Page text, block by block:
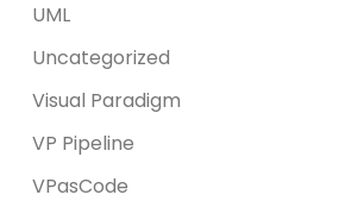
UML
Uncategorized
Visual Paradigm
VP Pipeline
VPasCode